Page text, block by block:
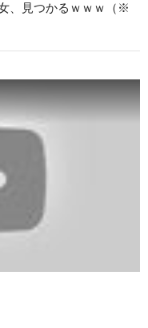
、見つかるｗｗｗ（※